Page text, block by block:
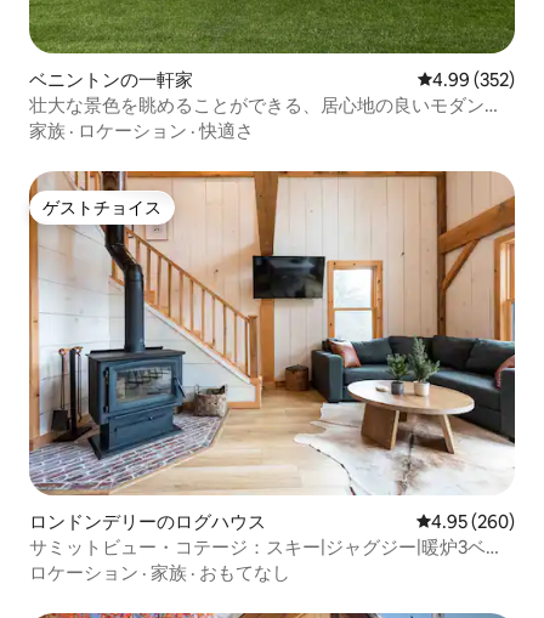
ベニントンの一軒家 レビュー352
4.99 (352)
壮大な景色を眺めることができる、居心地の良いモダンな
シュガーハウス。
家族 · ロケーション ·快適さ
ゲストチョイス
ゲストチョイス
ロンドンデリーのログハウス レビュー260
4.95 (260)
サミットビュー・コテージ：スキー|ジャグジー|暖炉3ベッ
ドルーム2バスルーム
ロケーション · 家族 · おもてなし